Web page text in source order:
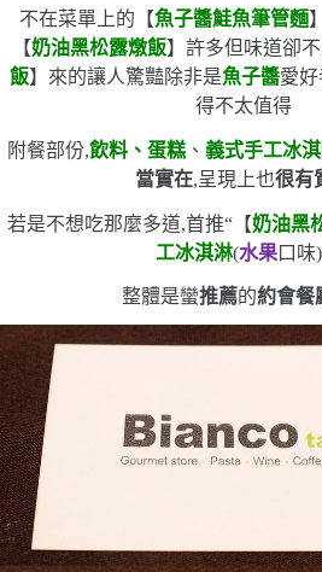
不在菜單上的【魚子醬鮭魚筆管麵
【奶油黑松露燉飯】許多但味道卻
飯】來的讓人驚豔除非是魚子醬愛好
得不太值得
附餐部份,飲料、蛋糕、 義式手工冰
當實在,呈現上也很有
若是不想吃那麼多道,首推“【奶油黑
工冰淇淋(水果口味
整體是蠻推薦的約會餐